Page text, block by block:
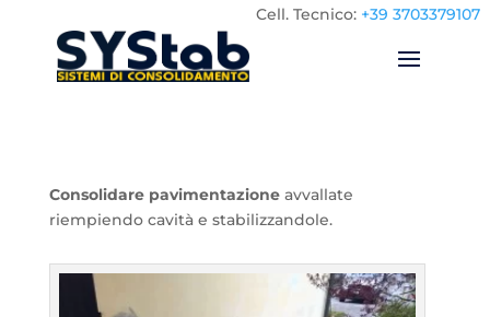
Cell. Tecnico: +39 3703379107
Consolidare pavimentazioneavvallate
riempiendo cavità e stabilizzandole.